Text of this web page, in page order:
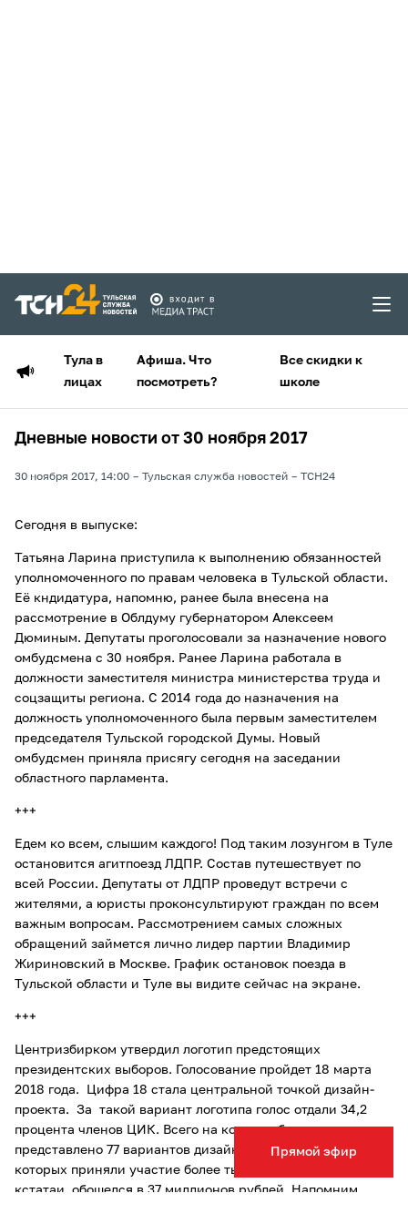
Тула в
лицах
Афиша. Что
посмотреть?
Все скидки к
школе
Прямой эфир
Дневные новости от 30 ноября 2017
30 ноября 2017, 14:00 Тульская служба новостей ТСН24
Сегодня в выпуске:
Татьяна Ларина приступила к выполнению обязанностей
уполномоченного по правам человека в Тульской области.
Её кндидатура, напомню, ранее была внесена на
рассмотрение в Облдуму губернатором Алексеем
Дюминым. Депутаты проголосовали за назначение нового
омбудсмена с 30 ноября. Ранее Ларина работала в
должности заместителя министра министерства труда и
соцзащиты региона. С 2014 года до назначения на
должность уполномоченного была первым заместителем
председателя Тульской городской Думы. Новый
омбудсмен приняла присягу сегодня на заседании
областного парламента.
+++
Едем ко всем, слышим каждого! Под таким лозунгом в Туле
остановится агитпоезд ЛДПР. Состав путешествует по
всей России. Депутаты от ЛДПР проведут встречи с
жителями, а юристы проконсультируют граждан по всем
важным вопросам. Рассмотрением самых сложных
обращений займется лично лидер партии Владимир
Жириновский в Москве. График остановок поезда в
Тульской области и Туле вы видите сейчас на экране.
+++
Центризбирком утвердил логотип предстоящих
президентских выборов. Голосование пройдет 18 марта
2018 года. Цифра 18 стала центральной точкой дизайн-
проекта. За такой вариант логотипа голос отдали 34,2
процента членов ЦИК. Всего на конкурс было
представлено 77 вариантов дизайна, в тестировании
которых приняли участие более тысячи человек. Логотип,
кстатаи, обошелся в 37 миллионов рублей. Напомним,